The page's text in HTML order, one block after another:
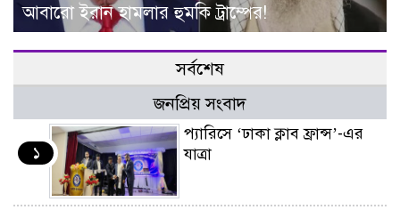
আবারো ইরান হামলার হুমকি ট্রাম্পের!
সর্বশেষ
জনপ্রিয় সংবাদ
১
প্যারিসে ‘ঢাকা ক্লাব ফ্রান্স’-এর
যাত্রা